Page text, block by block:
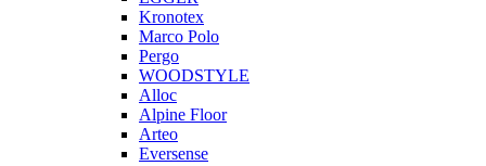
Kronotex
Marco Polo
Pergo
WOODSTYLE
Alloc
Alpine Floor
Arteo
Eversense